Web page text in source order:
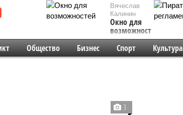
Вячеслав
Калинин
Окно для
возможностей
Общество Бизнес Спорт Культура
3